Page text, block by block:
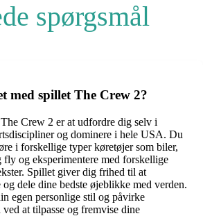
spørgsmål
med spillet The Crew 2?
Crew 2 er at udfordre dig selv i
og dominere i hele USA. Du
i forskellige typer køretøjer som biler,
fly og eksperimentere med forskellige
Spillet giver dig frihed til at
dele dine bedste øjeblikke med verden.
egen personlige stil og påvirke
at tilpasse og fremvise dine